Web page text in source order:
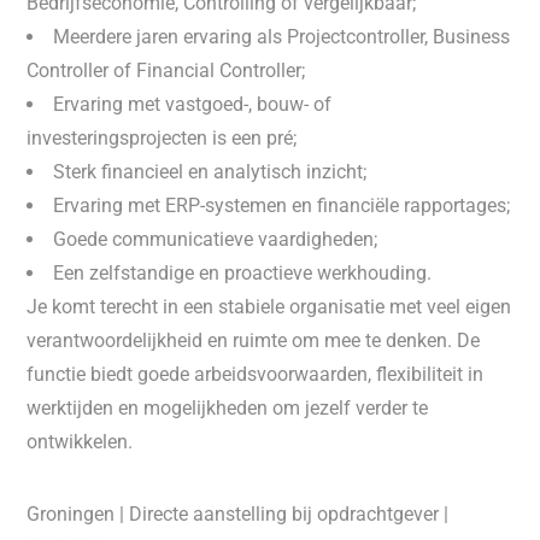
Meerdere jaren ervaring als Projectcontroller, Business
Controller of Financial Controller;
Ervaring met vastgoed-, bouw- of
investeringsprojecten is een pré;
Sterk financieel en analytisch inzicht;
Ervaring met ERP-systemen en financiële rapportages;
Goede communicatieve vaardigheden;
Een zelfstandige en proactieve werkhouding.
Je komt terecht in een stabiele organisatie met veel eigen
verantwoordelijkheid en ruimte om mee te denken. De
functie biedt goede arbeidsvoorwaarden, flexibiliteit in
werktijden en mogelijkheden om jezelf verder te
ontwikkelen.
Groningen | Directe aanstelling bij opdrachtgever |